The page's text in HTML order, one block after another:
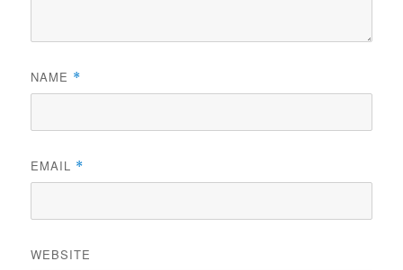
NAME *
EMAIL *
WEBSITE